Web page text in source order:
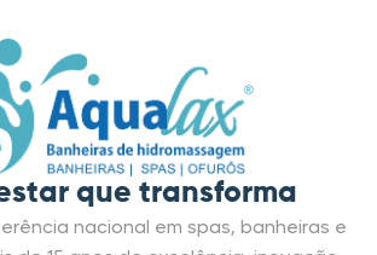
que transforma
nacional em spas, banheiras e